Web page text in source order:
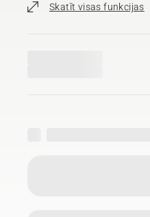
Skatīt visas funkcijas